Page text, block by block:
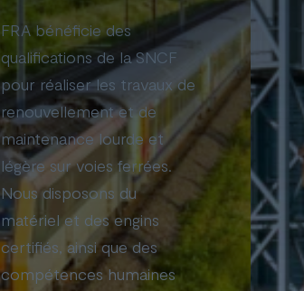
FRA bénéficie des
qualifications de la SNCF
pour réaliser les travaux de
renouvellement et de
maintenance lourde et
légère sur voies ferrées.
Nous disposons du
matériel et des engins
certifiés, ainsi que des
compétences humaines